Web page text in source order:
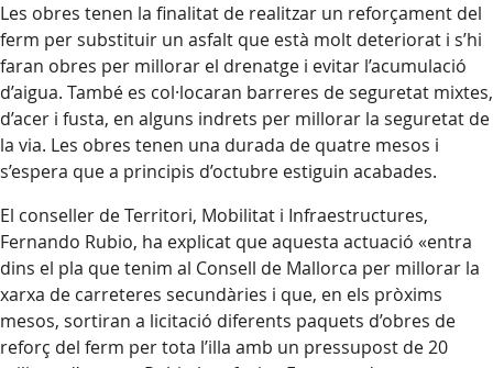
Les obres tenen la finalitat de realitzar un reforçament del
ferm per substituir un asfalt que està molt deteriorat i s’hi
faran obres per millorar el drenatge i evitar l’acumulació
d’aigua. També es col·locaran barreres de seguretat mixtes,
d’acer i fusta, en alguns indrets per millorar la seguretat de
la via. Les obres tenen una durada de quatre mesos i
s’espera que a principis d’octubre estiguin acabades.
El conseller de Territori, Mobilitat i Infraestructures,
Fernando Rubio, ha explicat que aquesta actuació «entra
dins el pla que tenim al Consell de Mallorca per millorar la
xarxa de carreteres secundàries i que, en els pròxims
mesos, sortiran a licitació diferents paquets d’obres de
reforç del ferm per tota l’illa amb un pressupost de 20